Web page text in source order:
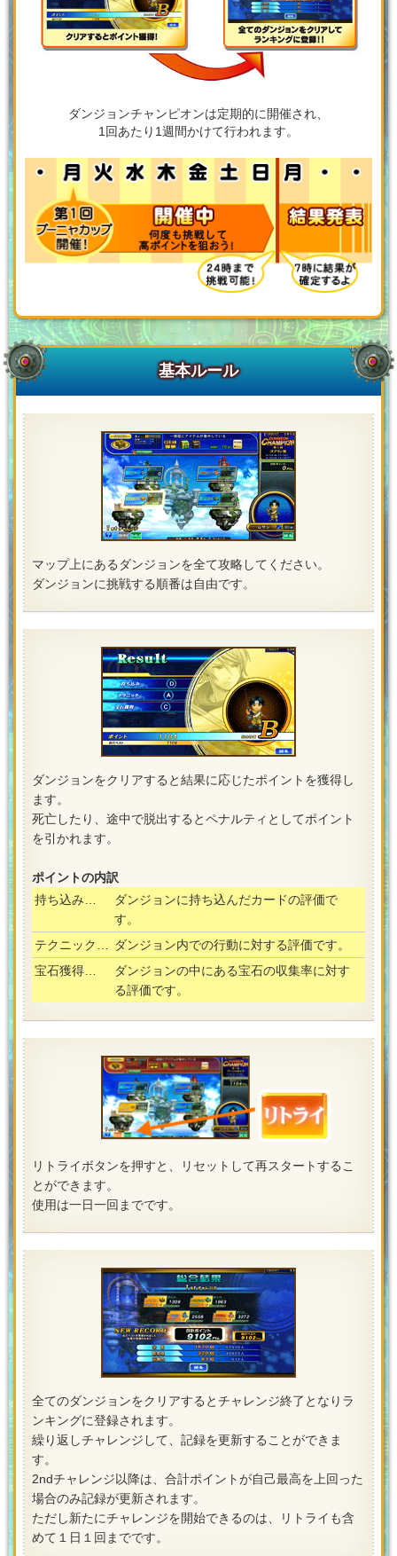
ダンジョンチャンピオンは定期的に開催され、
1回あたり1週間かけて行われます。
基本ルール
マップ上にあるダンジョンを全て攻略してください。
ダンジョンに挑戦する順番は自由です。
ダンジョンをクリアすると結果に応じたポイントを獲得し
ます。
死亡したり、途中で脱出するとペナルティとしてポイント
を引かれます。
ポイントの内訳
持ち込み…
ダンジョンに持ち込んだカードの評価で
す。
テクニック…
ダンジョン内での行動に対する評価です。
宝石獲得…
ダンジョンの中にある宝石の収集率に対す
る評価です。
リトライボタンを押すと、リセットして再スタートするこ
とができます。
使用は一日一回までです。
全てのダンジョンをクリアするとチャレンジ終了となりラ
ンキングに登録されます。
繰り返しチャレンジして、記録を更新することができま
す。
2ndチャレンジ以降は、合計ポイントが自己最高を上回った
場合のみ記録が更新されます。
ただし新たにチャレンジを開始できるのは、リトライも含
めて１日１回までです。